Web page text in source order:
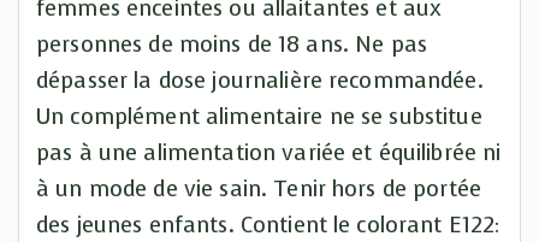
femmes enceintes ou allaitantes et aux
personnes de moins de 18 ans. Ne pas
dépasser la dose journalière recommandée.
Un complément alimentaire ne se substitue
pas à une alimentation variée et équilibrée ni
à un mode de vie sain. Tenir hors de portée
des jeunes enfants. Contient le colorant E122: